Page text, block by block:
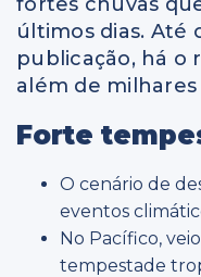
últimos dias. Até
publicação, há o
além de
Forte
O cenário de
eventos
No Pacífico,
tempestade